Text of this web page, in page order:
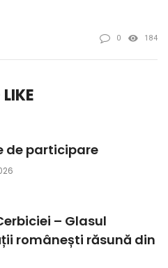
0 184
de participare
– Glasul
românești răsună din